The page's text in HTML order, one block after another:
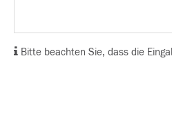
Bitte beachten Sie, dass die